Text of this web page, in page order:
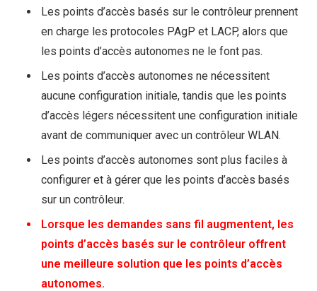
Les points d’accès basés sur le contrôleur prennent
en charge les protocoles PAgP et LACP, alors que
les points d’accès autonomes ne le font pas.
Les points d’accès autonomes ne nécessitent
aucune configuration initiale, tandis que les points
d’accès légers nécessitent une configuration initiale
avant de communiquer avec un contrôleur WLAN.
Les points d’accès autonomes sont plus faciles à
configurer et à gérer que les points d’accès basés
sur un contrôleur.
Lorsque les demandes sans fil augmentent, les
points d’accès basés sur le contrôleur offrent
une meilleure solution que les points d’accès
autonomes.